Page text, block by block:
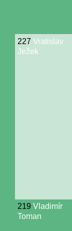
227 Vratislav
Ježek
219 Vladimír
Toman